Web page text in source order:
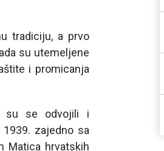
tradiciju, a prvo
su utemeljene
i promicanja
su se odvojili i
zajedno sa
Matica hrvatskih